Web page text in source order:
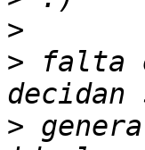
>
> falta
>